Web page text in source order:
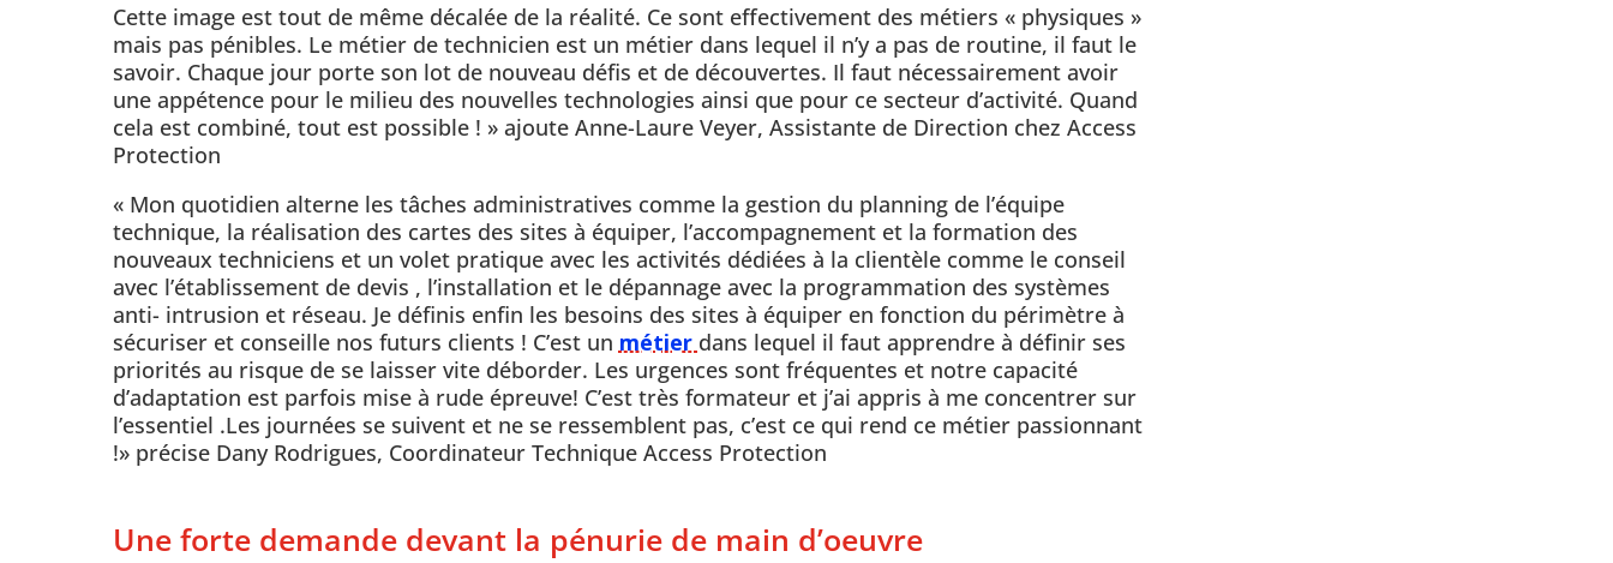
Cette image est tout de même décalée de la réalité. Ce sont effectivement des métiers « physiques »
mais pas pénibles. Le métier de technicien est un métier dans lequel il n’y a pas de routine, il faut le
savoir. Chaque jour porte son lot de nouveau défis et de découvertes. Il faut nécessairement avoir
une appétence pour le milieu des nouvelles technologies ainsi que pour ce secteur d’activité. Quand
cela est combiné, tout est possible ! » ajoute Anne-Laure Veyer, Assistante de Direction chez Access
Protection
« Mon quotidien alterne les tâches administratives comme la gestion du planning de l’équipe
technique, la réalisation des cartes des sites à équiper, l’accompagnement et la formation des
nouveaux techniciens et un volet pratique avec les activités dédiées à la clientèle comme le conseil
avec l’établissement de devis , l’installation et le dépannage avec la programmation des systèmes
anti- intrusion et réseau. Je définis enfin les besoins des sites à équiper en fonction du périmètre à
sécuriser et conseille nos futurs clients ! C’est un métier dans lequel il faut apprendre à définir ses
priorités au risque de se laisser vite déborder. Les urgences sont fréquentes et notre capacité
d’adaptation est parfois mise à rude épreuve! C’est très formateur et j’ai appris à me concentrer sur
l’essentiel .Les journées se suivent et ne se ressemblent pas, c’est ce qui rend ce métier passionnant
!» précise Dany Rodrigues, Coordinateur Technique Access Protection
Une forte demande devant la pénurie de main d’oeuvre